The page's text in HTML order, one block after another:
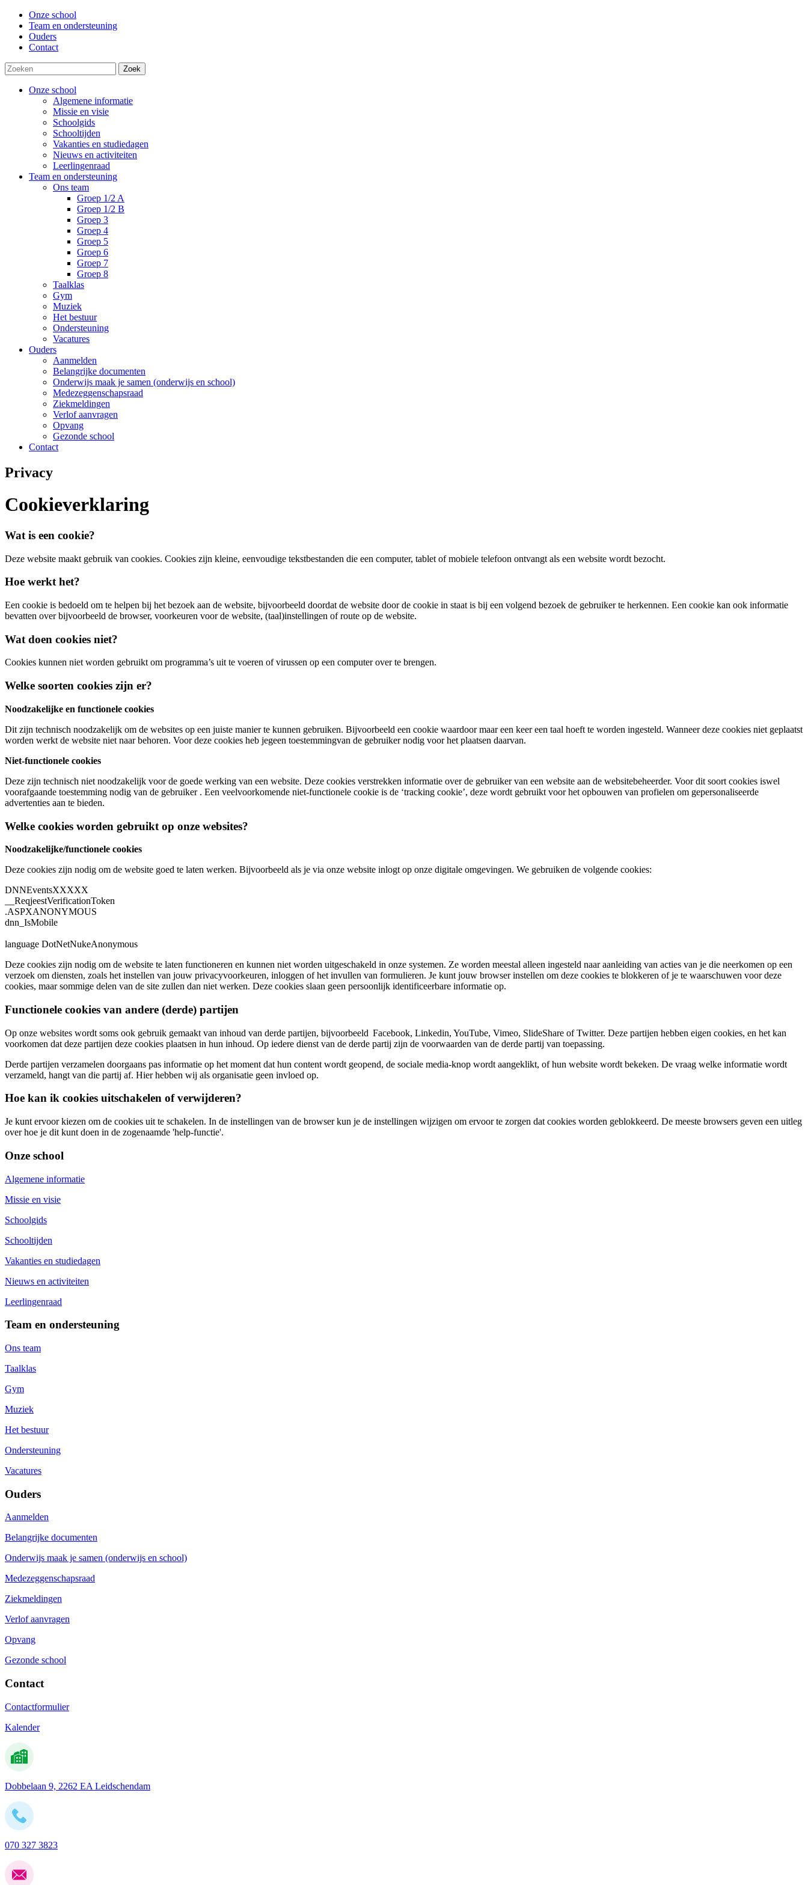
Onze school
Team en ondersteuning
Ouders
Contact
Zoek
Onze school
Algemene informatie
Missie en visie
Schoolgids
Schooltijden
Vakanties en studiedagen
Nieuws en activiteiten
Leerlingenraad
Team en ondersteuning
Ons team
Groep 1/2 A
Groep 1/2 B
Groep 3
Groep 4
Groep 5
Groep 6
Groep 7
Groep 8
Taalklas
Gym
Muziek
Het bestuur
Ondersteuning
Vacatures
Ouders
Aanmelden
Belangrijke documenten
Onderwijs maak je samen (onderwijs en school)
Medezeggenschapsraad
Ziekmeldingen
Verlof aanvragen
Opvang
Gezonde school
Contact
Privacy
Cookieverklaring
Wat is een cookie?
Deze website maakt gebruik van cookies. Cookies zijn kleine, eenvoudige tekstbestanden die een computer, tablet of mobiele telefoon ontvangt als een website wordt bezocht.
Hoe werkt het?
Een cookie is bedoeld om te helpen bij het bezoek aan de website, bijvoorbeeld doordat de website door de cookie in staat is bij een volgend bezoek de gebruiker te herkennen. Een cookie kan ook informatie
bevatten over bijvoorbeeld de browser, voorkeuren voor de website, (taal)instellingen of route op de website.
Wat doen cookies niet?
Cookies kunnen niet worden gebruikt om programma’s uit te voeren of virussen op een computer over te brengen.
Welke soorten cookies zijn er?
Noodzakelijke en functionele cookies
Dit zijn technisch noodzakelijk om de websites op een juiste manier te kunnen gebruiken. Bijvoorbeeld een cookie waardoor maar een keer een taal hoeft te worden ingesteld. Wanneer deze cookies niet geplaatst
worden werkt de website niet naar behoren. Voor deze cookies heb jegeen toestemmingvan de gebruiker nodig voor het plaatsen daarvan.
Niet-functionele cookies
Deze zijn technisch niet noodzakelijk voor de goede werking van een website. Deze cookies verstrekken informatie over de gebruiker van een website aan de websitebeheerder. Voor dit soort cookies iswel
voorafgaande toestemming nodig van de gebruiker . Een veelvoorkomende niet-functionele cookie is de ‘tracking cookie’, deze wordt gebruikt voor het opbouwen van profielen om gepersonaliseerde
advertenties aan te bieden.
Welke cookies worden gebruikt op onze websites?
Noodzakelijke/functionele cookies
Deze cookies zijn nodig om de website goed te laten werken. Bijvoorbeeld als je via onze website inlogt op onze digitale omgevingen. We gebruiken de volgende cookies:
DNNEventsXXXXX
__ReqjeestVerificationToken
.ASPXANONYMOUS
dnn_IsMobile
language DotNetNukeAnonymous
Deze cookies zijn nodig om de website te laten functioneren en kunnen niet worden uitgeschakeld in onze systemen. Ze worden meestal alleen ingesteld naar aanleiding van acties van je die neerkomen op een
verzoek om diensten, zoals het instellen van jouw privacyvoorkeuren, inloggen of het invullen van formulieren. Je kunt jouw browser instellen om deze cookies te blokkeren of je te waarschuwen voor deze
cookies, maar sommige delen van de site zullen dan niet werken. Deze cookies slaan geen persoonlijk identificeerbare informatie op.
Functionele cookies van andere (derde) partijen
Op onze websites wordt soms ook gebruik gemaakt van inhoud van derde partijen, bijvoorbeeld Facebook, Linkedin, YouTube, Vimeo, SlideShare of Twitter. Deze partijen hebben eigen cookies, en het kan
voorkomen dat deze partijen deze cookies plaatsen in hun inhoud. Op iedere dienst van de derde partij zijn de voorwaarden van de derde partij van toepassing.
Derde partijen verzamelen doorgaans pas informatie op het moment dat hun content wordt geopend, de sociale media-knop wordt aangeklikt, of hun website wordt bekeken. De vraag welke informatie wordt
verzameld, hangt van die partij af. Hier hebben wij als organisatie geen invloed op.
Hoe kan ik cookies uitschakelen of verwijderen?
Je kunt ervoor kiezen om de cookies uit te schakelen. In de instellingen van de browser kun je de instellingen wijzigen om ervoor te zorgen dat cookies worden geblokkeerd. De meeste browsers geven een uitleg
over hoe je dit kunt doen in de zogenaamde 'help-functie'.
Onze school
Algemene informatie
Missie en visie
Schoolgids
Schooltijden
Vakanties en studiedagen
Nieuws en activiteiten
Leerlingenraad
Team en ondersteuning
Ons team
Taalklas
Gym
Muziek
Het bestuur
Ondersteuning
Vacatures
Ouders
Aanmelden
Belangrijke documenten
Onderwijs maak je samen (onderwijs en school)
Medezeggenschapsraad
Ziekmeldingen
Verlof aanvragen
Opvang
Gezonde school
Contact
Contactformulier
Kalender
Dobbelaan 9, 2262 EA Leidschendam
070 327 3823